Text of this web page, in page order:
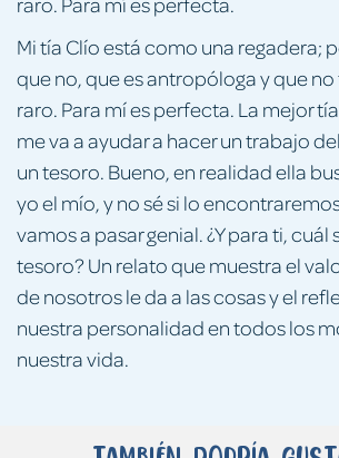
Mi tía Clío está como una regadera;
que no, que es antropóloga y que
raro. Para mí es perfecta. La mejor
me va a ayudar a hacer un trabajo
un tesoro. Bueno, en realidad ella
yo el mío, y no sé si lo
vamos a pasar genial. ¿Y para ti, cuál
tesoro? Un relato que muestra el
de nosotros le da a las cosas y el
nuestra personalidad en todos los
nuestra vida.